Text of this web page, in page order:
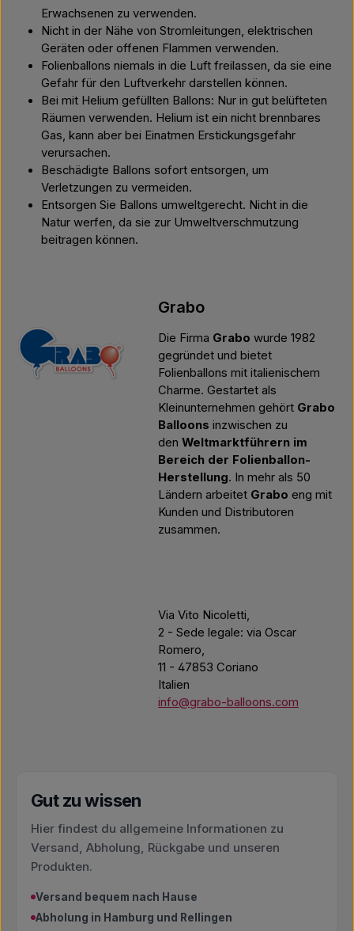
Erwachsenen zu verwenden.
Nicht in der Nähe von Stromleitungen, elektrischen
Geräten oder offenen Flammen verwenden.
Folienballons niemals in die Luft freilassen, da sie eine
Gefahr für den Luftverkehr darstellen können.
Bei mit Helium gefüllten Ballons: Nur in gut belüfteten
Räumen verwenden. Helium ist ein nicht brennbares
Gas, kann aber bei Einatmen Erstickungsgefahr
verursachen.
Beschädigte Ballons sofort entsorgen, um
Verletzungen zu vermeiden.
Entsorgen Sie Ballons umweltgerecht. Nicht in die
Natur werfen, da sie zur Umweltverschmutzung
beitragen können.
Grabo
Die Firma Grabo wurde 1982
gegründet und bietet
Folienballons mit italienischem
Charme. Gestartet als
Kleinunternehmen gehört Grabo
Balloons inzwischen zu
den Weltmarktführern im
Bereich der Folienballon-
Herstellung. In mehr als 50
Ländern arbeitet Grabo eng mit
Kunden und Distributoren
zusammen.
Via Vito Nicoletti,
2 - Sede legale: via Oscar
Romero,
11 - 47853 Coriano
Italien
info@grabo-balloons.com
Gut zu wissen
Hier findest du allgemeine Informationen zu
Versand, Abholung, Rückgabe und unseren
Produkten.
Versand bequem nach Hause
Abholung in Hamburg und Rellingen